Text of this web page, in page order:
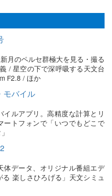
月のペルセ群極大を見る・撮る
/ 星空の下で深呼吸する天文台
F2.8 / ほか
モバイル
イルアプリ。高精度な計算とリ
ートフォンで「いつでもどこで
体データ、オリジナル番組エデ
る 楽しさひろげる」天文シミュ